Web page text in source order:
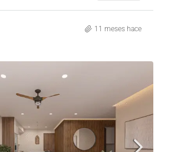
11 meses hace